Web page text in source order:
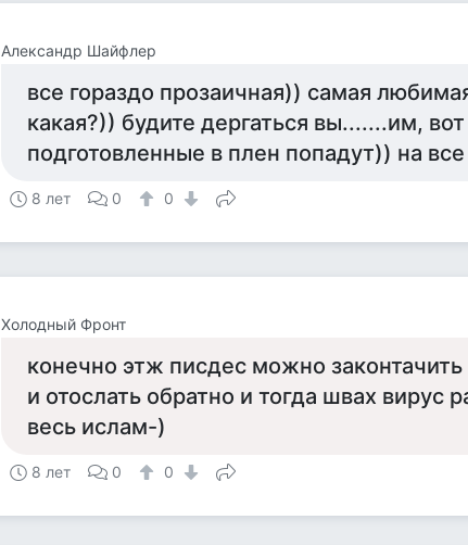
Александр Шайфлер
все гораздо прозаичная)) самая
какая?)) будите дергаться вы.......им,
подготовленные в плен попадут)) на
8 лет 0 0
Холодный Фронт
конечно этж писдес можно
и отослать обратно и тогда швах вирус
весь ислам-)
8 лет 0 0